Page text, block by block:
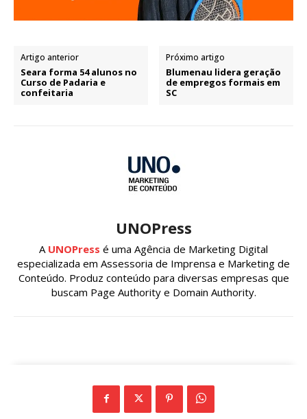
Artigo anterior
Seara forma 54 alunos no
Curso de Padaria e
confeitaria
Próximo artigo
Blumenau lidera geração
de empregos formais em
SC
UNOPress
A UNOPress é uma Agência de Marketing Digital
especializada em Assessoria de Imprensa e Marketing de
Conteúdo. Produz conteúdo para diversas empresas que
buscam Page Authority e Domain Authority.